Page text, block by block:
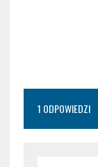
1 ODPOWIEDZI